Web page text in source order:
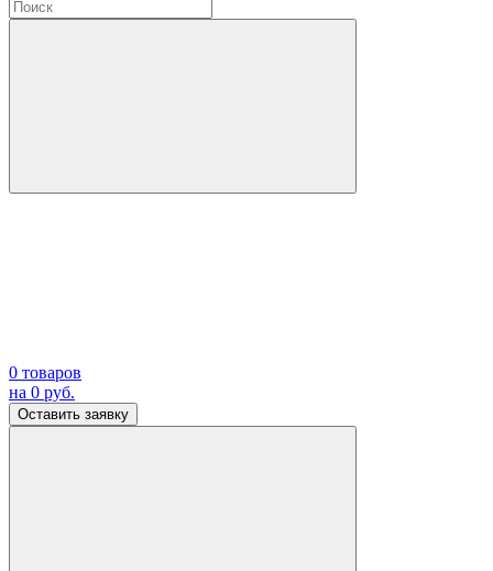
0 товаров
на 0 руб.
Оставить заявку